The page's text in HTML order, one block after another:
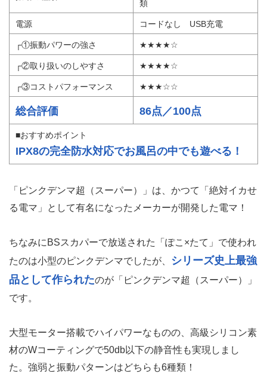
類
電源 コードなし USB充電
┌①振動パワーの強さ ★★★★☆
┌②取り扱いのしやすさ ★★★★☆
┌③コストパフォーマンス ★★★☆☆
総合評価 86点／100点
■おすすめポイント
IPX8の完全防水対応でお風呂の中でも遊べる！
「ピンクデンマ超（スーパー）」は、かつて「絶対イカせ
る電マ」として有名になったメーカーが開発した電マ！
ちなみにBSスカパーで放送された「ぽこ×たて」で使われ
たのは小型のピンクデンマでしたが、
シリーズ史上最強
品として作られたのが「ピンクデンマ超（スーパー）」
です。
大型モーター搭載でハイパワーなものの、高級シリコン素
材のWコーティングで50db以下の静音性も実現しまし
た。強弱と振動パターンはどちらも6種類！